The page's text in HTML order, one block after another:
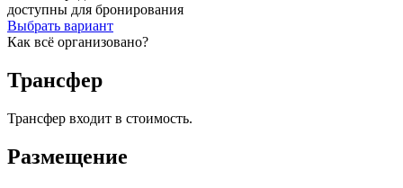
доступны для бронирования
Выбрать вариант
Как всё организовано?
Трансфер
Трансфер входит в стоимость.
Размещение